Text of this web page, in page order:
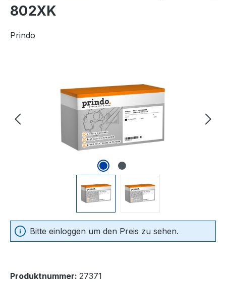
802XK
Prindo
Bitte einloggen um den Preis zu sehen.
Produktnummer: 27371